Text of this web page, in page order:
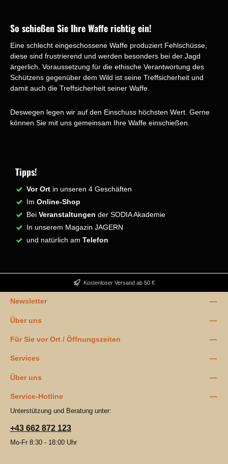
So schießen Sie Ihre Waffe richtig ein!
Eine schlecht eingeschossene Waffe produziert Fehlschüsse,
diese sind frustrierend und werden besonders bei der Jagd
ärgerlich. Voraussetzung für die ethische Verantwortung des
Schützens gegenüber dem Wild ist seine Treffsicherheit und
damit auch die Treffsicherheit seiner Waffe.
Deswegen legen wir auf den Einschuss höchsten Wert. Gerne
können Sie mit uns gemeinsam Ihre Waffe einschießen.
Tipps!
Vor Ort in unseren 4 Geschäften
Im Online-Shop
Bei Veranstaltungen der SODIA Akademie
In unserem Magazin JAGERN
und natürlich am Telefon
Kostenloser Versand ab 50 €
Newsletter
Über uns
Für Sie vor Ort / Öffnungszeiten
Services
Über uns
Service-Hotline
Unterstützung und Beratung unter:
+43 662 872 123
Mo-Fr 8:30 - 18:00 Uhr